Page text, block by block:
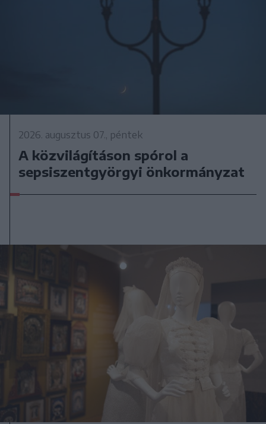
2026. augusztus 07., péntek
A közvilágításon spórol a
sepsiszentgyörgyi önkormányzat